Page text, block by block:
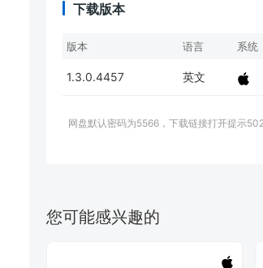
下载版本
版本 语言 系统
1.3.0.4457 英文
网盘默认密码为5566，下载链接打开提示
您可能感兴趣的